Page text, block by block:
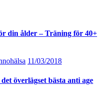
din ålder – Träning för 40+
11/03/2018
överlägset bästa anti age